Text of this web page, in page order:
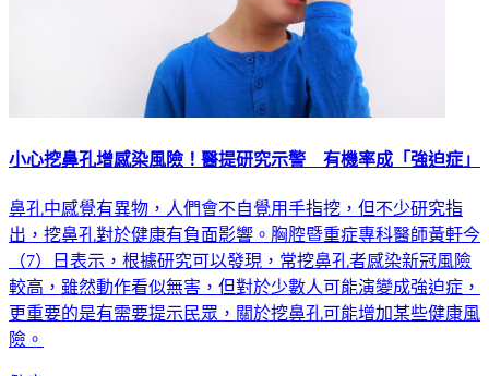
小心挖鼻孔增感染風險！醫提研究示警 有機率成「強迫症」
鼻孔中感覺有異物，人們會不自覺用手指挖，但不少研究指
出，挖鼻孔對於健康有負面影響。胸腔暨重症專科醫師黃軒今
（7）日表示，根據研究可以發現，常挖鼻孔者感染新冠風險
較高，雖然動作看似無害，但對於少數人可能演變成強迫症，
更重要的是有需要提示民眾，關於挖鼻孔可能增加某些健康風
險。